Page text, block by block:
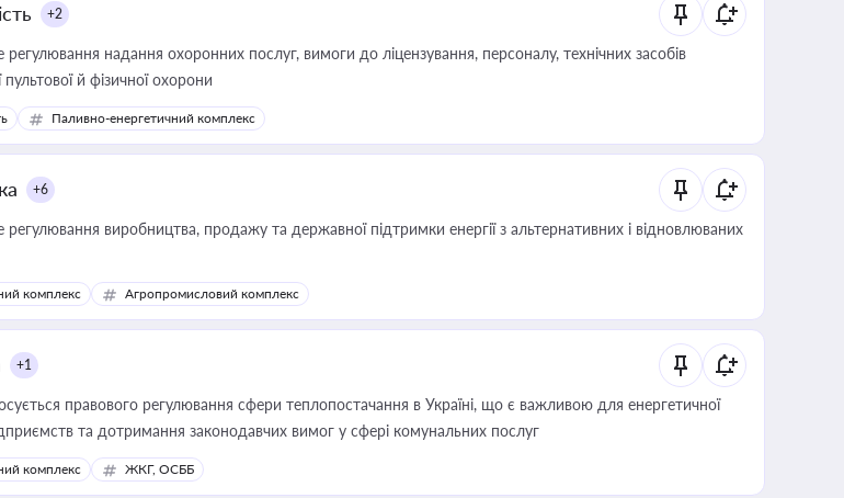
+2
регулювання надання охоронних послуг, вимоги до ліцензування, персоналу, технічних засобів
пультової й фізичної охорони
Паливно-енергетичний комплекс
+6
регулювання виробництва, продажу та державної підтримки енергії з альтернативних і відновлюваних
комплекс Агропромисловий комплекс
+1
правового регулювання сфери теплопостачання в Україні, що є важливою для енергетичної
та дотримання законодавчих вимог у сфері комунальних послуг
комплекс ЖКГ, ОСББ